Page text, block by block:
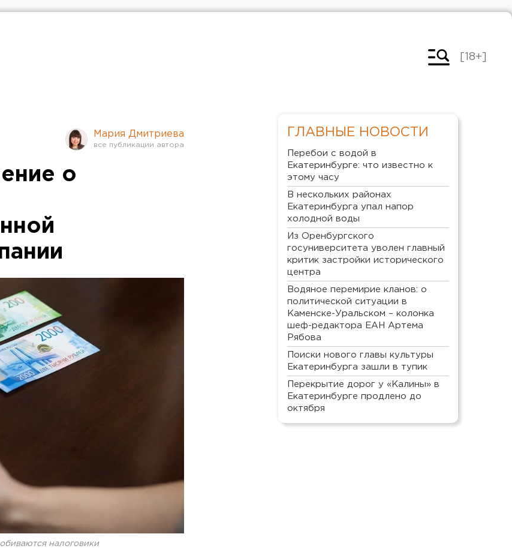
[18+]
Мария Дмитриева
о
налоговики
ГЛАВНЫЕ НОВОСТИ
Перебои с водой в
Екатеринбурге: что известно к
этому часу
В нескольких районах
Екатеринбурга упал напор
холодной воды
Из Оренбургского
госуниверситета уволен главный
критик застройки исторического
центра
Водяное перемирие кланов: о
политической ситуации в
Каменске-Уральском – колонка
шеф-редактора ЕАН Артема
Рябова
Поиски нового главы культуры
Екатеринбурга зашли в тупик
Перекрытие дорог у «Калины» в
Екатеринбурге продлено до
октября